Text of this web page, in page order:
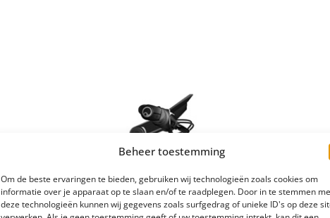
Beheer toestemming
Om de beste ervaringen te bieden, gebruiken wij technologieën zoals cookies om
informatie over je apparaat op te slaan en/of te raadplegen. Door in te stemmen
deze technologieën kunnen wij gegevens zoals surfgedrag of unieke ID's op deze